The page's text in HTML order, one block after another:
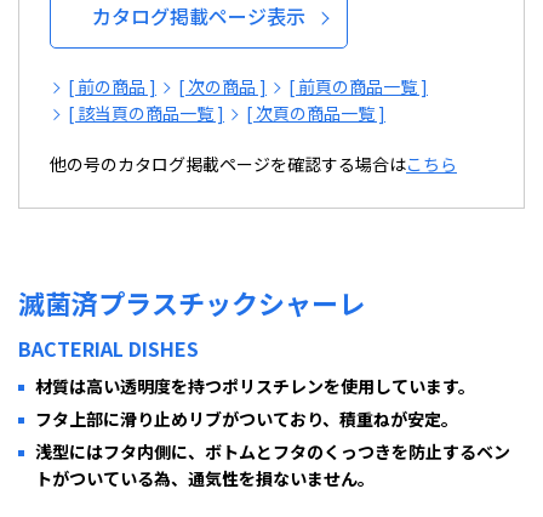
カタログ掲載ページ表示
[ 前の商品 ] [ 次の商品 ]
[ 前頁の商品一覧 ]
[ 該当頁の商品一覧 ]
[ 次頁の商品一覧 ]
他の号のカタログ掲載ページを確認する場合はこちら
滅菌済プラスチックシャーレ
BACTERIAL DISHES
材質は高い透明度を持つポリスチレンを使用しています。
フタ上部に滑り止めリブがついており、積重ねが安定。
浅型にはフタ内側に、ボトムとフタのくっつきを防止するベン
トがついている為、通気性を損ないません。